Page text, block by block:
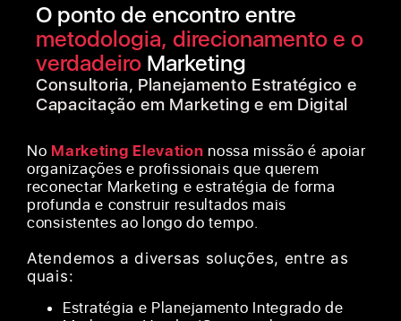
O ponto de encontro entre
metodologia, direcionamento e o
verdadeiro Marketing
Consultoria, Planejamento Estratégico e
Capacitação em Marketing e em Digital
No Marketing Elevation nossa missão é apoiar
organizações e profissionais que querem
reconectar Marketing e estratégia de forma
profunda e construir resultados mais
consistentes ao longo do tempo.
Atendemos a diversas soluções, entre as
quais:
Estratégia e Planejamento Integrado de